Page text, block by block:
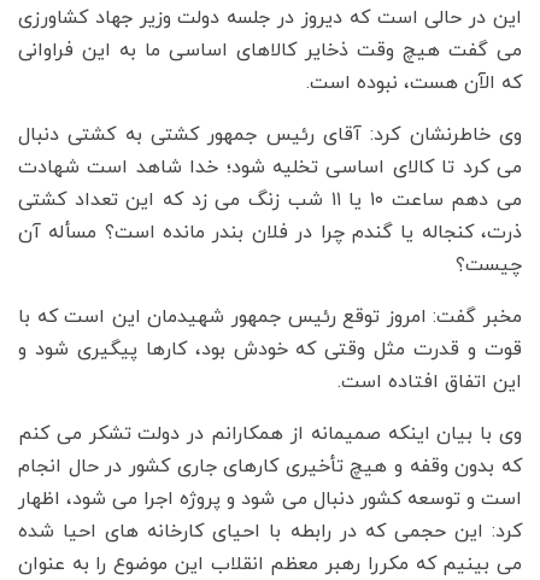
این در حالی است که دیروز در جلسه دولت وزیر جهاد کشاورزی
می گفت هیچ وقت ذخایر کالاهای اساسی ما به این فراوانی
که الآن هست، نبوده است.
وی خاطرنشان کرد: آقای رئیس جمهور کشتی به کشتی دنبال
می کرد تا کالای اساسی تخلیه شود؛ خدا شاهد است شهادت
می دهم ساعت ۱۰ یا ۱۱ شب زنگ می زد که این تعداد کشتی
ذرت، کنجاله یا گندم چرا در فلان بندر مانده است؟ مسأله آن
چیست؟
مخبر گفت: امروز توقع رئیس جمهور شهیدمان این است که با
قوت و قدرت مثل وقتی که خودش بود، کارها پیگیری شود و
این اتفاق افتاده است.
وی با بیان اینکه صمیمانه از همکارانم در دولت تشکر می کنم
که بدون وقفه و هیچ تأخیری کارهای جاری کشور در حال انجام
است و توسعه کشور دنبال می شود و پروژه اجرا می شود، اظهار
کرد: این حجمی که در رابطه با احیای کارخانه های احیا شده
می بینیم که مکررا رهبر معظم انقلاب این موضوع را به عنوان